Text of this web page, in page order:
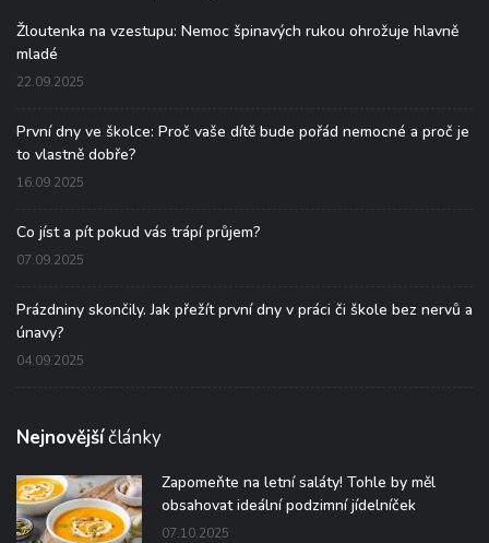
Žloutenka na vzestupu: Nemoc špinavých rukou ohrožuje hlavně
mladé
22.09.2025
První dny ve školce: Proč vaše dítě bude pořád nemocné a proč je
to vlastně dobře?
16.09.2025
Co jíst a pít pokud vás trápí průjem?
07.09.2025
Prázdniny skončily. Jak přežít první dny v práci či škole bez nervů a
únavy?
04.09.2025
Nejnovějšíčlánky
Zapomeňte na letní saláty! Tohle by měl
obsahovat ideální podzimní jídelníček
07.10.2025